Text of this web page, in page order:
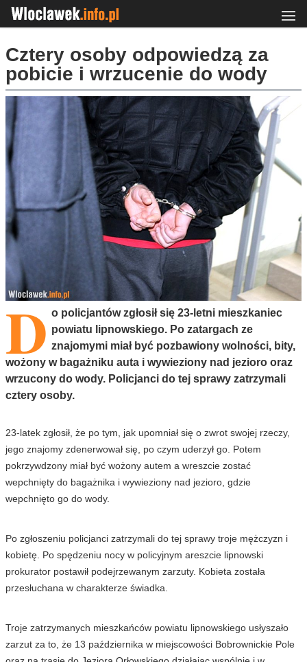
Cztery osoby odpowiedzą za
pobicie i wrzucenie do wody
D o policjantów zgłosił się 23-letni mieszkaniec
powiatu lipnowskiego. Po zatargach ze
znajomymi miał być pozbawiony wolności, bity,
wożony w bagażniku auta i wywieziony nad jezioro oraz
wrzucony do wody. Policjanci do tej sprawy zatrzymali
cztery osoby.
23-latek zgłosił, że po tym, jak upomniał się o zwrot swojej rzeczy,
jego znajomy zdenerwował się, po czym uderzył go. Potem
pokrzywdzony miał być wożony autem a wreszcie zostać
wepchnięty do bagażnika i wywieziony nad jezioro, gdzie
wepchnięto go do wody.
Po zgłoszeniu policjanci zatrzymali do tej sprawy troje mężczyzn i
kobietę. Po spędzeniu nocy w policyjnym areszcie lipnowski
prokurator postawił podejrzewanym zarzuty. Kobieta została
przesłuchana w charakterze świadka.
Troje zatrzymanych mieszkańców powiatu lipnowskiego usłyszało
zarzut za to, że 13 października w miejscowości Bobrownickie Pole